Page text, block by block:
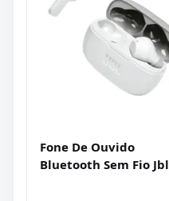
Fone De Ouvido
Bluetooth Sem Fio Jbl